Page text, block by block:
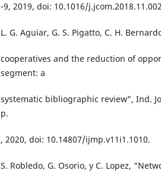
-9, 2019, doi: 10.1016/
L. G. Aguiar, G. S. Pigatto, C. H.
cooperatives and the reduction of
segment: a
systematic bibliographic review”, Ind.
p.
, 2020, doi: 10.14807/ijmp.v11i1.1010.
S. Robledo, G. Osorio, y C. Lopez,